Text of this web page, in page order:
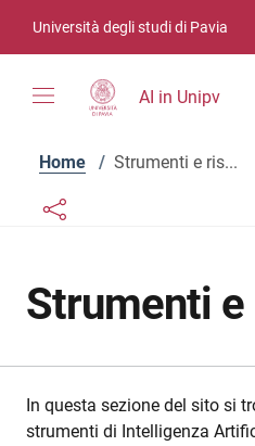
Università degli studi di Pavia
AI in Unipv
Home / Strumenti e ris...
Links condivisione social
Bottone condivisione
Strumenti
In questa sezione del sito si
strumenti di Intelligenza